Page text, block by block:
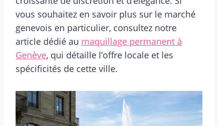
vous souhaitez en savoir plus sur le marché
genevois en particulier, consultez notre
article dédié au maquillage permanent à
Genève, qui détaille l’offre locale et les
spécificités de cette ville.